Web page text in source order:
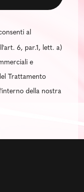
al
6, par.1, lett. a)
e
Trattamento
della nostra